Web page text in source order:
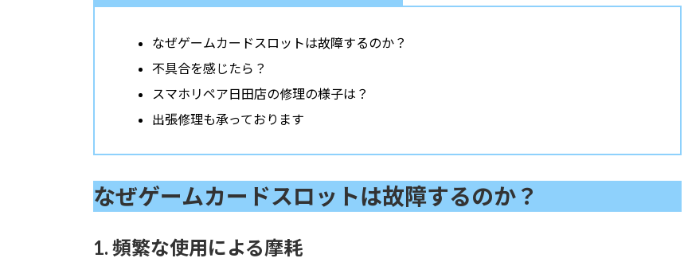
なぜゲームカードスロットは故障するのか？
不具合を感じたら？
スマホリペア日田店の修理の様子は？
出張修理も承っております
なぜゲームカードスロットは故障するのか？
1. 頻繁な使用による摩耗